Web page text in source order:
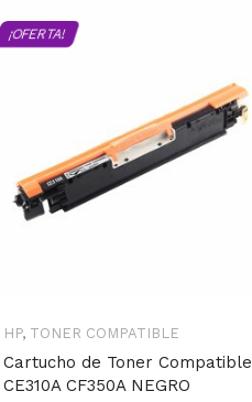
¡OFERTA!
HP, TONER COMPATIBLE
Cartucho de Toner Compatible
CE310A CF350A NEGRO